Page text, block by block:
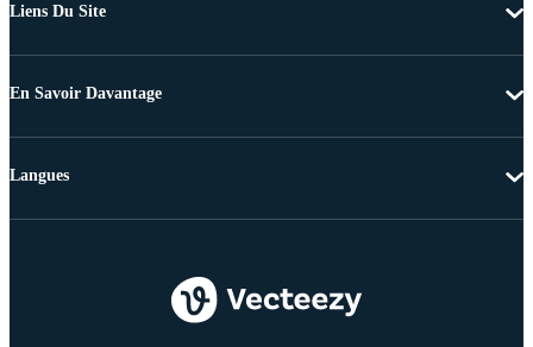
Liens Du Site
En Savoir Davantage
Langues